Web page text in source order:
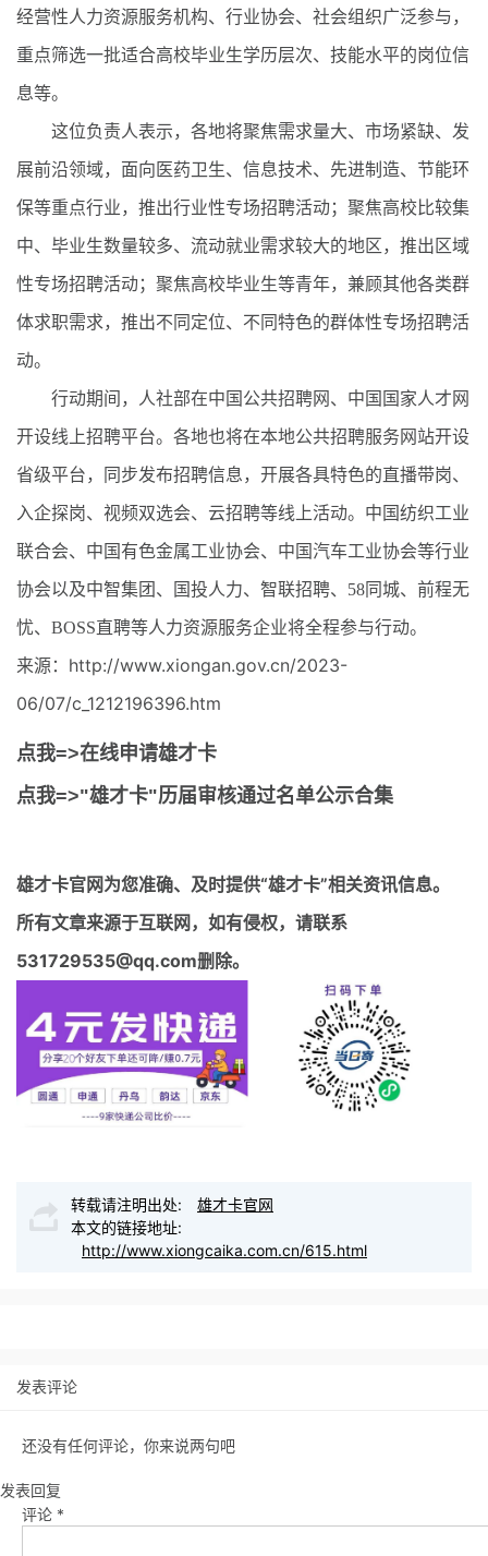
经营性人力资源服务机构、行业协会、社会组织广泛参与，
重点筛选一批适合高校毕业生学历层次、技能水平的岗位信
息等。
这位负责人表示，各地将聚焦需求量大、市场紧缺、发
展前沿领域，面向医药卫生、信息技术、先进制造、节能环
保等重点行业，推出行业性专场招聘活动；聚焦高校比较集
中、毕业生数量较多、流动就业需求较大的地区，推出区域
性专场招聘活动；聚焦高校毕业生等青年，兼顾其他各类群
体求职需求，推出不同定位、不同特色的群体性专场招聘活
动。
行动期间，人社部在中国公共招聘网、中国国家人才网
开设线上招聘平台。各地也将在本地公共招聘服务网站开设
省级平台，同步发布招聘信息，开展各具特色的直播带岗、
入企探岗、视频双选会、云招聘等线上活动。中国纺织工业
联合会、中国有色金属工业协会、中国汽车工业协会等行业
协会以及中智集团、国投人力、智联招聘、58同城、前程无
忧、BOSS直聘等人力资源服务企业将全程参与行动。
来源：http://www.xiongan.gov.cn/2023-
06/07/c_1212196396.htm
点我=>在线申请雄才卡
点我=>"雄才卡"历届审核通过名单公示合集
雄才卡官网为您准确、及时提供“雄才卡”相关资讯信息。
所有文章来源于互联网，如有侵权，请联系
531729535@qq.com删除。
转载请注明出处:
雄才卡官网
本文的链接地址:
http://www.xiongcaika.com.cn/615.html
发表评论
还没有任何评论，你来说两句吧
发表回复
评论 *